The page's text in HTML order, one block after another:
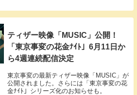
ティザー映像「MUSIC」公開！
「東京事変の花金ﾅｲﾄ」6月11日か
ら4週連続配信決定
東京事変の最新ティザー映像「MUSIC」が
公開されました。さらには「東京事変の花
金ﾅｲﾄ」シリーズ化のお知らせも。